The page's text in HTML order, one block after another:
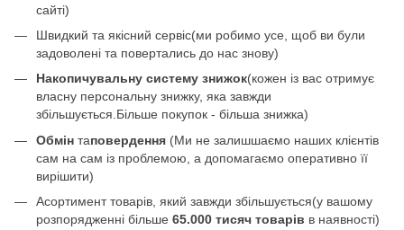
сайті)
Швидкий та якісний сервіс(ми робимо усе, щоб ви були
задоволені та повертались до нас знову)
Накопичувальну систему знижок(кожен із вас отримує
власну персональну знижку, яка завжди
збільшується.Більше покупок - більша знижка)
Обмін таповердення (Ми не залишшаємо наших клієнтів
сам на сам із проблемою, а допомагаємо оперативно її
вирішити)
Асортимент товарів, який завжди збільшується(у вашому
розпорядженні більше 65.000 тисяч товарів в наявності)